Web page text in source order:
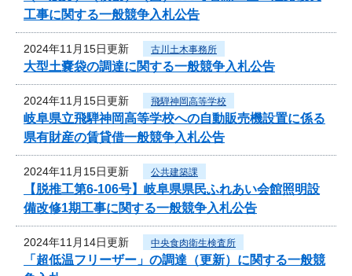
工事に関する一般競争入札公告
2024年11月15日更新 古川土木事務所
大型土嚢袋の調達に関する一般競争入札公告
2024年11月15日更新 飛騨神岡高等学校
岐阜県立飛騨神岡高等学校への自動販売機設置に係る
県有財産の賃貸借一般競争入札公告
2024年11月15日更新 公共建築課
【脱推工第6-106号】岐阜県県民ふれあい会館照明設
備改修1期工事に関する一般競争入札公告
2024年11月14日更新 中央食肉衛生検査所
「超低温フリーザー」の調達（更新）に関する一般競